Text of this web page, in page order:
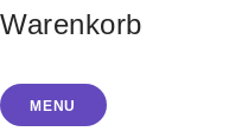
Warenkorb
MENU